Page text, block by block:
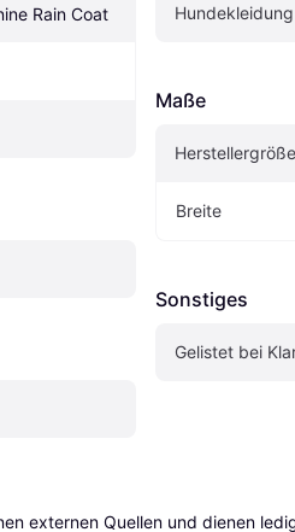
Rain Coat Hundekleidung
Maße
Herstellergröße
Breite
Sonstiges
Gelistet bei
externen Quellen und dienen